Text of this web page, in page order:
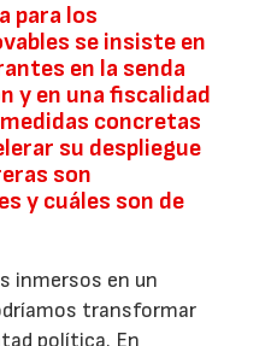
para los
se insiste en
en la senda
y en una fiscalidad
concretas
su despliegue
son
y cuáles son de
inmersos en un
transformar
política. En